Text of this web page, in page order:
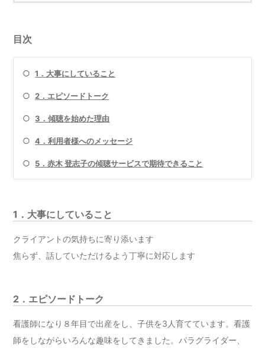
目次
○1．大事にしていること
○ 2．エピソードトーク
○3．傾聴を始めた理由
○4．利用者様へのメッセージ
○ 5．赤木 登志子の傾聴サービスで期待できること
1．大事にしていること
クライアントの気持ちに寄り添います
焦らず、話していただけるよう丁寧に対応します
2．エピソードトーク
看護師になり８年目で出産をし、子供を3人育てています。看護
師をしながらいろんな趣味をしてきました。パラグライダー、